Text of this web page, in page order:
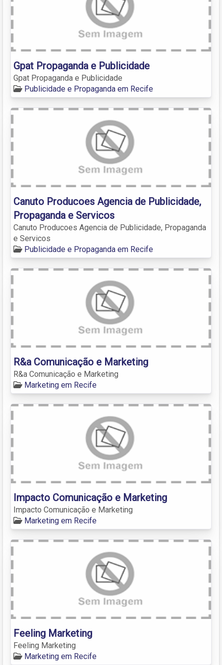
Gpat Propaganda e Publicidade
Gpat Propaganda e Publicidade
Publicidade e Propaganda em Recife
Canuto Producoes Agencia de Publicidade,
Propaganda e Servicos
Canuto Producoes Agencia de Publicidade, Propaganda
e Servicos
Publicidade e Propaganda em Recife
R&a Comunicação e Marketing
R&a Comunicação e Marketing
Marketing em Recife
Impacto Comunicação e Marketing
Impacto Comunicação e Marketing
Marketing em Recife
Feeling Marketing
Feeling Marketing
Marketing em Recife